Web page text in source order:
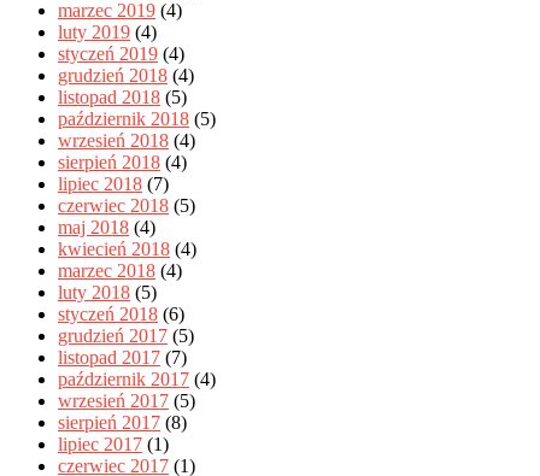
marzec 2019 (4)
luty 2019 (4)
styczeń 2019 (4)
grudzień 2018 (4)
listopad 2018 (5)
październik 2018 (5)
wrzesień 2018 (4)
sierpień 2018 (4)
lipiec 2018 (7)
czerwiec 2018 (5)
maj 2018 (4)
kwiecień 2018 (4)
marzec 2018 (4)
luty 2018 (5)
styczeń 2018 (6)
grudzień 2017 (5)
listopad 2017 (7)
październik 2017 (4)
wrzesień 2017 (5)
sierpień 2017 (8)
lipiec 2017 (1)
czerwiec 2017 (1)